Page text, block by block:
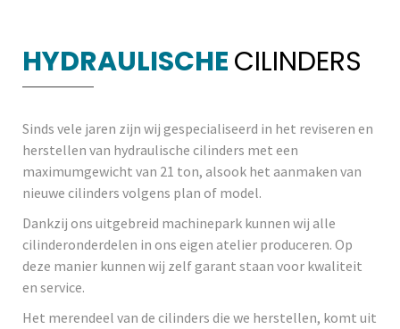
HYDRAULISCHECILINDERS
Sinds vele jaren zijn wij gespecialiseerd in het reviseren en
herstellen van hydraulische cilinders met een
maximumgewicht van 21 ton, alsook het aanmaken van
nieuwe cilinders volgens plan of model.
Dankzij ons uitgebreid machinepark kunnen wij alle
cilinderonderdelen in ons eigen atelier produceren. Op
deze manier kunnen wij zelf garant staan voor kwaliteit
en service.
Het merendeel van de cilinders die we herstellen, komt uit